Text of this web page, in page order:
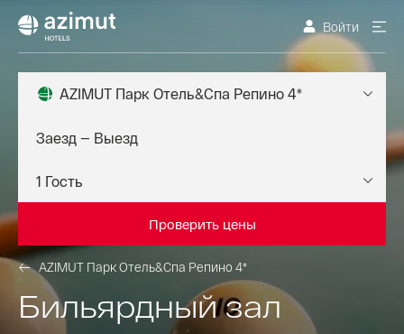
Войти
AZIMUT Парк Отель&Спа Репино 4*
Проверить цены
AZIMUT Парк Отель&Спа Репино 4*
Бильярдный зал